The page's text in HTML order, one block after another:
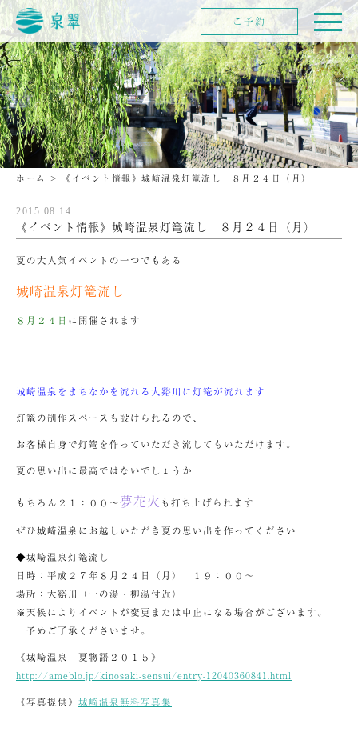
ホーム > 《イベント情報》城崎温泉灯篭流し ８月２４日（月）
2015.08.14
《イベント情報》城崎温泉灯篭流し ８月２４日（月）
夏の大人気イベントの一つでもある
城崎温泉灯篭流し
８月２４日 に開催されます
城崎温泉をまちなかを流れる大谿川に灯篭が流れます
灯篭の制作スペースも設けられるので、
お客様自身で灯篭を作っていただき流してもいただけます。
夏の思い出に最高ではないでしょうか
もちろん２１：００～夢花火 も打ち上げられます
ぜひ城崎温泉にお越しいただき夏の思い出を作ってください
◆城崎温泉灯篭流し
日時：平成２７年８月２４日（月） １９：００～
場所：大谿川（一の湯・柳湯付近）
※天候によりイベントが変更または中止になる場合がございます。
予めご了承くださいませ。
《城崎温泉 夏物語２０１５》
http://ameblo.jp/kinosaki-sensui/entry-12040360841.html
《写真提供》 城崎温泉無料写真集
ご予約